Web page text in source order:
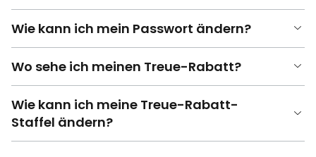
Wie kann ich mein Passwort ändern?
Wo sehe ich meinen Treue-Rabatt?
Wie kann ich meine Treue-Rabatt-
Staffel ändern?